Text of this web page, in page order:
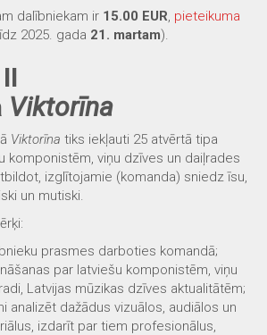
dalībniekam ir 15.00 EUR pieteikuma
2025. gada 21. martam).
Viktorīna
Viktorīna tiks iekļauti 25 atvērtā tipa
komponistēm, viņu dzīves un daiļrades
izglītojamie (komanda) sniedz īsu,
un mutiski.
prasmes darboties komandā;
par latviešu komponistēm, viņu
Latvijas mūzikas dzīves aktualitātēm;
analizēt dažādus vizuālos, audiālos un
izdarīt par tiem profesionālus,